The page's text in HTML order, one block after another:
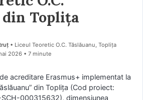
din Toplița
• Liceul Teoretic O.C. Tăslăuanu, Toplița
2026 • 7 minute
acreditare Erasmus+ implementat la
din Toplița (Cod proiect:
000315632), dimensiunea